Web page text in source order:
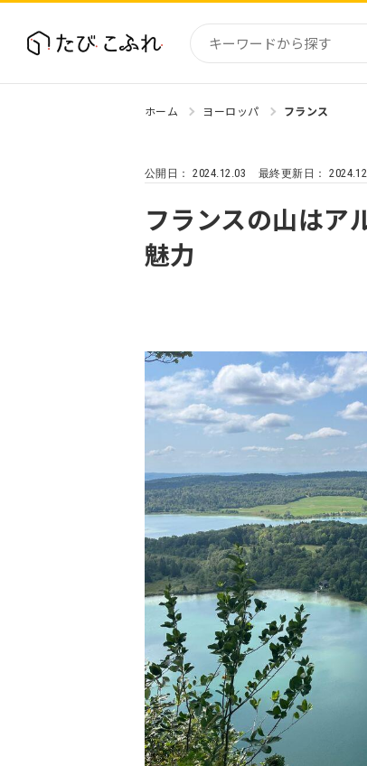
ホーム ヨーロッパ フランス
公開日：2024.12.03 最終更新日：
フランスの山はア
魅力